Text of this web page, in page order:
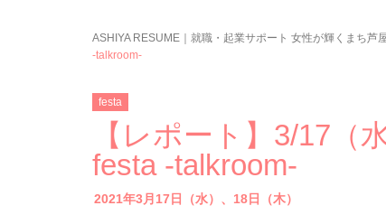
ASHIYA RESUME｜就職・起業サポート 女性が輝くまち芦
-talkroom-
festa
【レポート】3/17（
festa -talkroom-
2021年3月17日（水）、18日（木）